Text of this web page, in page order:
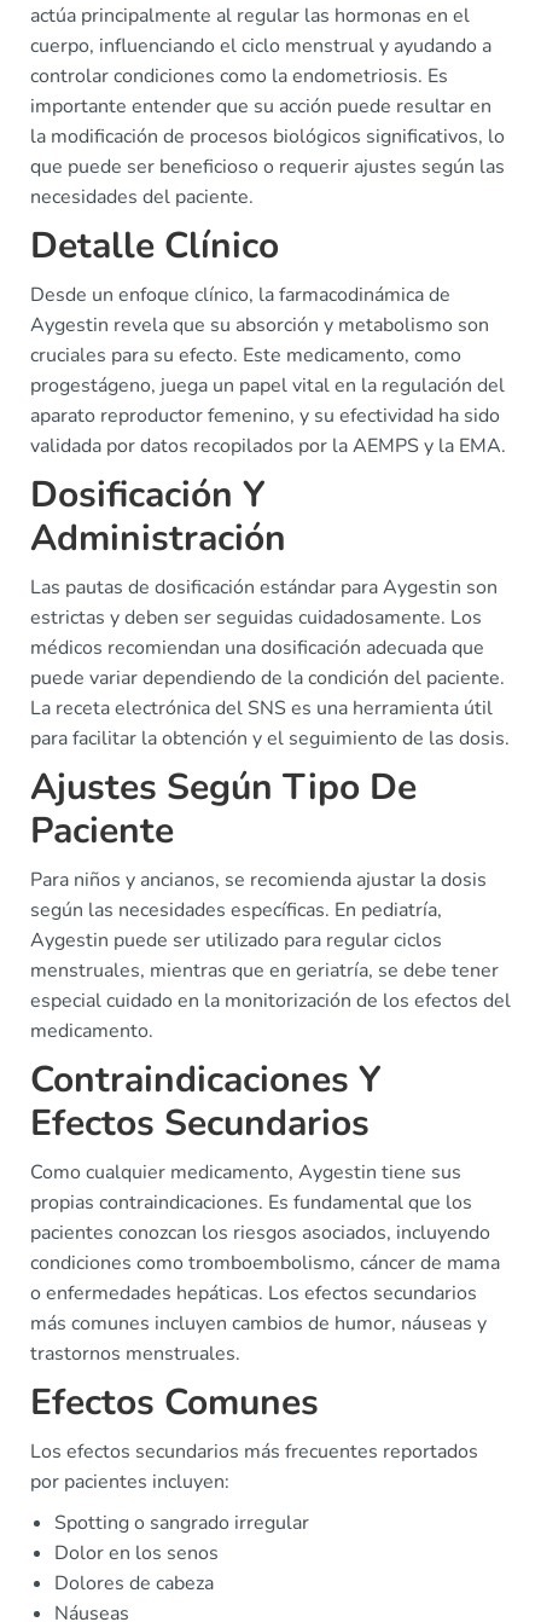
actúa principalmente al regular las hormonas en el
cuerpo, influenciando el ciclo menstrual y ayudando a
controlar condiciones como la endometriosis. Es
importante entender que su acción puede resultar en
la modificación de procesos biológicos significativos, lo
que puede ser beneficioso o requerir ajustes según las
necesidades del paciente.
Detalle Clínico
Desde un enfoque clínico, la farmacodinámica de
Aygestin revela que su absorción y metabolismo son
cruciales para su efecto. Este medicamento, como
progestágeno, juega un papel vital en la regulación del
aparato reproductor femenino, y su efectividad ha sido
validada por datos recopilados por la AEMPS y la EMA.
Dosificación Y
Administración
Las pautas de dosificación estándar para Aygestin son
estrictas y deben ser seguidas cuidadosamente. Los
médicos recomiendan una dosificación adecuada que
puede variar dependiendo de la condición del paciente.
La receta electrónica del SNS es una herramienta útil
para facilitar la obtención y el seguimiento de las dosis.
Ajustes Según Tipo De
Paciente
Para niños y ancianos, se recomienda ajustar la dosis
según las necesidades específicas. En pediatría,
Aygestin puede ser utilizado para regular ciclos
menstruales, mientras que en geriatría, se debe tener
especial cuidado en la monitorización de los efectos del
medicamento.
Contraindicaciones Y
Efectos Secundarios
Como cualquier medicamento, Aygestin tiene sus
propias contraindicaciones. Es fundamental que los
pacientes conozcan los riesgos asociados, incluyendo
condiciones como tromboembolismo, cáncer de mama
o enfermedades hepáticas. Los efectos secundarios
más comunes incluyen cambios de humor, náuseas y
trastornos menstruales.
Efectos Comunes
Los efectos secundarios más frecuentes reportados
por pacientes incluyen:
Spotting o sangrado irregular
Dolor en los senos
Dolores de cabeza
Náuseas